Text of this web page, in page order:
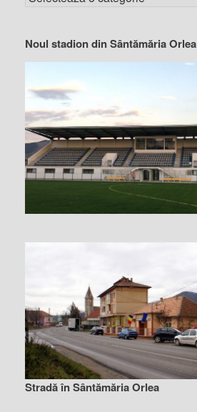
Noul stadion din Sântămăria Orlea
Stradă în Sântămăria Orlea